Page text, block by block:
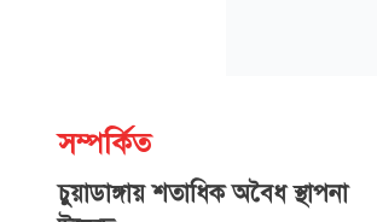
সম্পর্কিত
চুয়াডাঙ্গায় শতাধিক অবৈধ স্থাপনা